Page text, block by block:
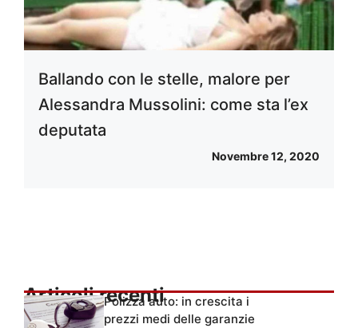
Ballando con le stelle, malore per
Alessandra Mussolini: come sta l’ex
deputata
Novembre 12, 2020
Articoli recentiPolizza auto: in crescita i
prezzi medi delle garanzie